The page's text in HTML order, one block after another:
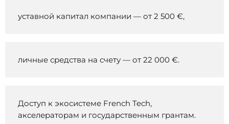
уставной капитал компании — от 2 500 €,
личные средства на счету — от 22 000 €.
Доступ к экосистеме French Tech,
акселераторам и государственным грантам.